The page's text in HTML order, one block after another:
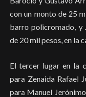
con un monto de 25
barro policromado, y
de 20 mil pesos, en la
El tercer lugar en la
para Zenaida Rafael
para Manuel